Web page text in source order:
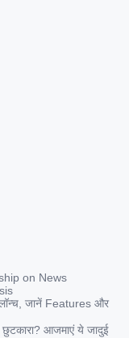
on News
जानें Features और
आजमाएं ये जादुई